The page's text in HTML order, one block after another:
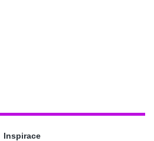
Inspirace